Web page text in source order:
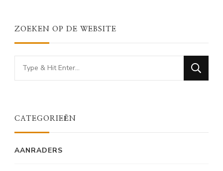
ZOEKEN OP DE WEBSITE
Looking
for
CATEGORIEËN
AANRADERS